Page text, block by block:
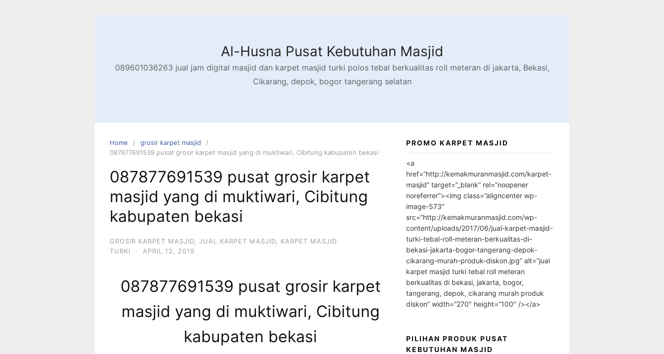
Al-Husna Pusat Kebutuhan Masjid
089601036263 jual jam digital masjid dan karpet masjid turki polos tebal berkualitas roll meteran di jakarta, Bekasi,
Cikarang, depok, bogor tangerang selatan
Home
grosir karpet masjid
087877691539 pusat grosir karpet masjid yang di muktiwari, Cibitung kabupaten bekasi
087877691539 pusat grosir karpet
masjid yang di muktiwari, Cibitung
kabupaten bekasi
GROSIR KARPET MASJID JUAL KARPET MASJID
KARPET MASJID
TURKI
· APRIL 12, 2019
087877691539 pusat grosir karpet
masjid yang di muktiwari, Cibitung
kabupaten bekasi
PROMO KARPET MASJID
<a
href=”http://kemakmuranmasjid.com/karpet-
masjid” target=”_blank” rel=”noopener
noreferrer”><img class=”aligncenter wp-
image-573″
src=”http://kemakmuranmasjid.com/wp-
content/uploads/2017/06/jual-karpet-masjid-
turki-tebal-roll-meteran-berkualitas-di-
bekasi-jakarta-bogor-tangerang-depok-
cikarang-murah-produk-diskon.jpg” alt=”jual
karpet masjid turki tebal roll meteran
berkualitas di bekasi, jakarta, bogor,
tangerang, depok, cikarang murah produk
diskon” width=”270″ height=”100″ /></a>
PILIHAN PRODUK PUSAT
KEBUTUHAN MASJID